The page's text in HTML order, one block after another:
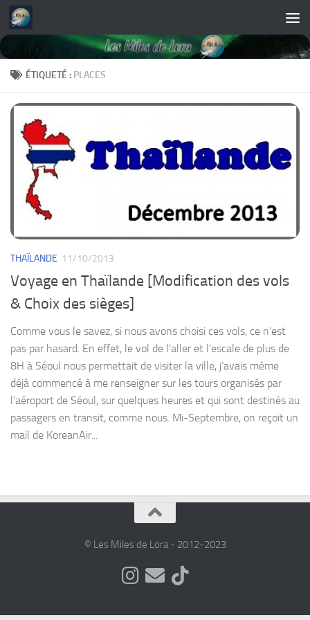
Skip to content
ÉTIQUETÉ : PLACES
THAÏLANDE 11/10/2013
Voyage en Thaïlande [Modification des vols
& Choix des sièges]
Comme vous le savez, si nous avons choisi ces vols, ce n’est
pas par hasard. En effet, le vol de l’aller et l’escale de plus de
8H à Séoul nous permettait de visiter la ville, j’avais même
déjà commencé à me renseigner sur les tours organisés par
l’aéroport de Séoul, sur quelques heures et qui sont destinés au
passagers en transit, comme nous. Mi-Septembre, on reçoit un
mail de KoreanAir...
© Les Miles de Lora - 2012-2023